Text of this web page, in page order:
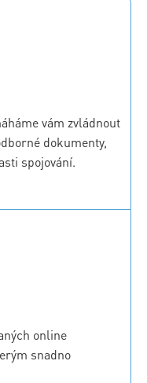
vám zvládnout
dokumenty,
spojování.
online
snadno